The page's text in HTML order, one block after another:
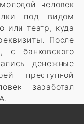
человек
под видом
или театр, куда
После
с банковского
денежные
преступной
заработал